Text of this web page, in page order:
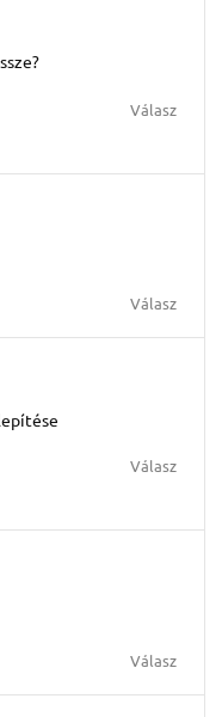
Válasz
Válasz
Válasz
Válasz